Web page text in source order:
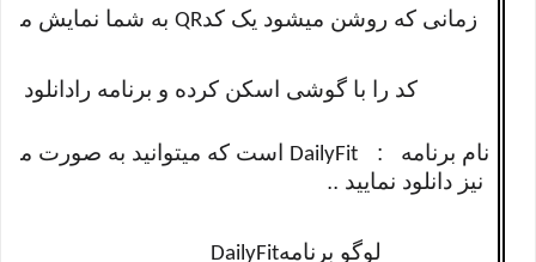
زمانی که روشن میشود یک کدQR به شما نمایش
کد را با گوشی اسکن کرده و برنامه را دانلود
نام برنامه : DailyFit
است که میتوانید به صورت
نیز دانلود نمایید ..
لوگو برنامهDailyFit